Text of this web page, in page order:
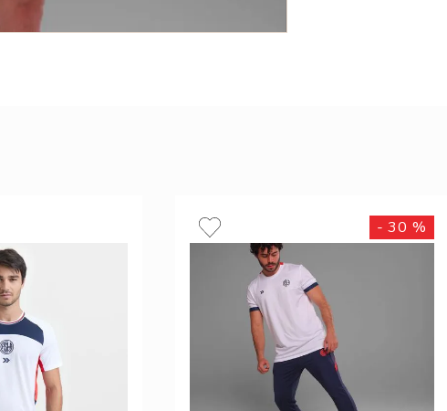
-30 %